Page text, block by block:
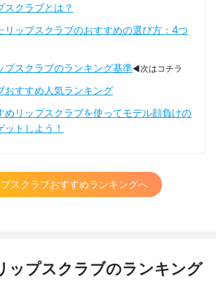
スクラブとは？
リップスクラブのおすすめの選び方：4つ
プスクラブのランキング基準◀次はコチラ
おすすめ人気ランキング
めリップスクラブを使ってモデル顔負けの
ットしよう！
スクラブおすすめランキングへ
ップスクラブのランキング